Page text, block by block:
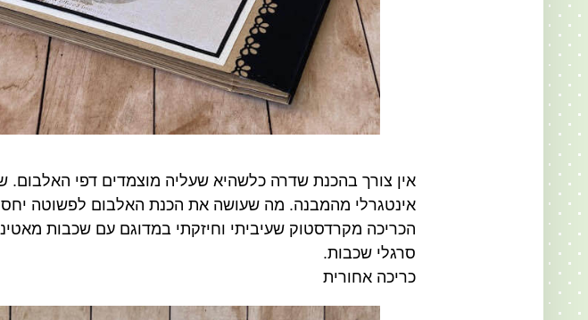
אין צורך בהכנת שדרה כלשהיא שעליה מוצמדים דפי האלבום.
אינטגרלי מהמבנה. מה שעושה את הכנת האלבום לפשוטה
הכריכה מקרדסטוק שעיביתי וחיזקתי במדוגם עם שכבות
סרגלי שכבות.
כריכה אחורית